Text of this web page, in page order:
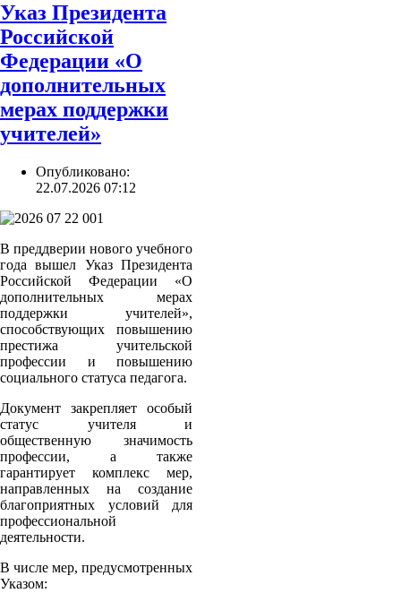
Указ Президента
Российской
Федерации «О
дополнительных
мерах поддержки
учителей»
Опубликовано:
22.07.2026 07:12
В преддверии нового учебного
года вышел Указ Президента
Российской Федерации «О
дополнительных мерах
поддержки учителей»,
способствующих повышению
престижа учительской
профессии и повышению
социального статуса педагога.
Документ закрепляет особый
статус учителя и
общественную значимость
профессии, а также
гарантирует комплекс мер,
направленных на создание
благоприятных условий для
профессиональной
деятельности.
В числе мер, предусмотренных
Указом: